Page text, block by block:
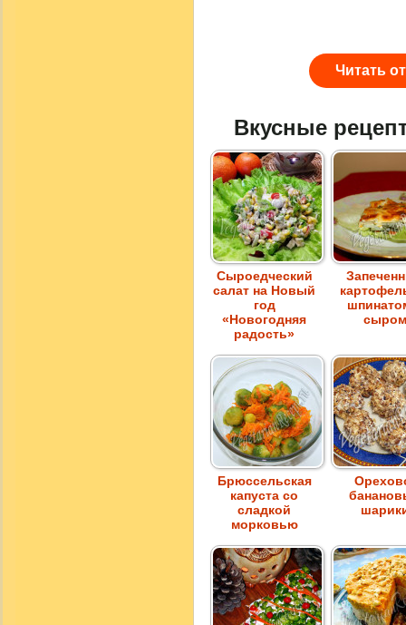
Читать
Вкусные
Сыроедческий
салат на Новый
год
«Новогодняя
радость»
сыром
Брюссельская
капуста со
сладкой
морковью